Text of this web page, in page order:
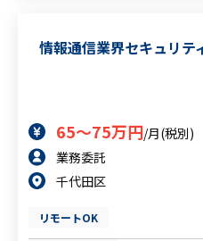
※開発パート
終的な技術
ループ内に
・Oracle
・Oracle
情報通信業界セキュリテ
65～75万円/月(税別)
業務委託
千代田区
リモートOK